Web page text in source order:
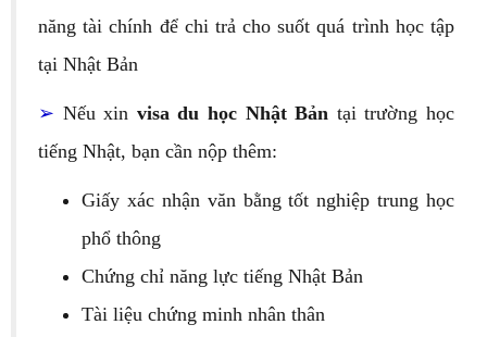
năng tài chính để chi trả cho suốt quá trình học tập
tại Nhật Bản
➢ Nếu xin visa du học Nhật Bản tại trường học
tiếng Nhật, bạn cần nộp thêm:
Giấy xác nhận văn bằng tốt nghiệp trung học
phổ thông
Chứng chỉ năng lực tiếng Nhật Bản
Tài liệu chứng minh nhân thân